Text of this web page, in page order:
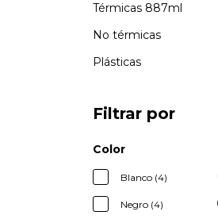
Térmicas 887ml
No térmicas
Plásticas
Filtrar por
Color
Blanco (4)
Negro (4)